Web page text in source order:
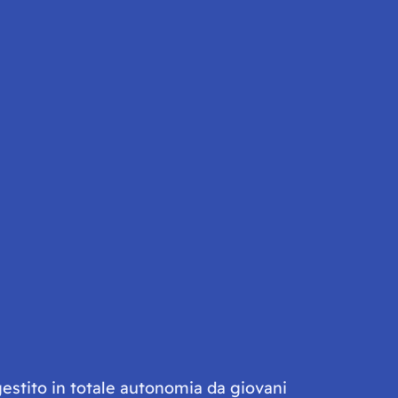
in totale autonomia da giovani